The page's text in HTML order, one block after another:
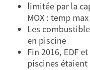
limitée par la
MOX : temp max
Les
en piscine
Fin 2016, EDF
piscines étaient